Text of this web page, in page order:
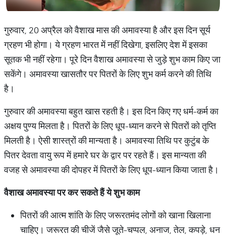
गुरुवार, 20 अप्रैल को वैशाख मास की अमावस्या है और इस दिन सूर्य
ग्रहण भी होगा। ये ग्रहण भारत में नहीं दिखेगा, इसलिए देश में इसका
सूतक भी नहीं रहेगा। पूरे दिन वैशाख अमावस्या से जुड़े शुभ काम किए जा
सकेंगे। अमावस्या खासतौर पर पितरों के लिए शुभ कर्म करने की तिथि
है।
गुरुवार की अमावस्या बहुत खास रहती है। इस दिन किए गए धर्म-कर्म का
अक्षय पुण्य मिलता है। पितरों के लिए धूप-ध्यान करने से पितरों को तृप्ति
मिलती है। ऐसी शास्त्रों की मान्यता है। अमावस्या तिथि पर कुटुंब के
पितर देवता वायु रूप में हमारे घर के द्वार पर रहते हैं। इस मान्यता की
वजह से अमावस्या की दोपहर में पितरों के लिए धूप-ध्यान किया जाता है।
वैशाखअमावस्यापरकरसकतेहैंयेशुभकाम
पितरों की आत्म शांति के लिए जरूरतमंद लोगों को खाना खिलाना
चाहिए। जरूरत की चीजें जैसे जूते-चप्पल, अनाज, तेल, कपड़े, धन